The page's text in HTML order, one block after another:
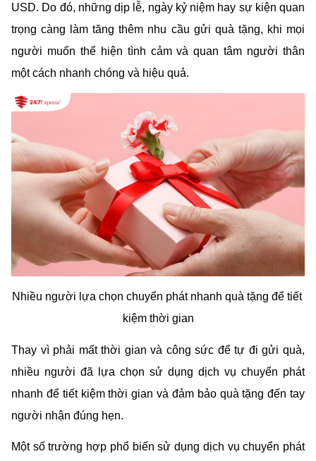
USD​​. Do đó, những dịp lễ, ngày kỷ niệm hay sự kiện quan
trọng càng làm tăng thêm nhu cầu gửi quà tặng, khi mọi
người muốn thể hiện tình cảm và quan tâm người thân
một cách nhanh chóng và hiệu quả.
Nhiều người lựa chọn chuyển phát nhanh quà tặng để tiết
kiệm thời gian
Thay vì phải mất thời gian và công sức để tự đi gửi quà,
nhiều người đã lựa chọn sử dụng dịch vụ chuyển phát
nhanh để tiết kiệm thời gian và đảm bảo quà tặng đến tay
người nhận đúng hẹn.
Một số trường hợp phổ biến sử dụng dịch vụ chuyển phát